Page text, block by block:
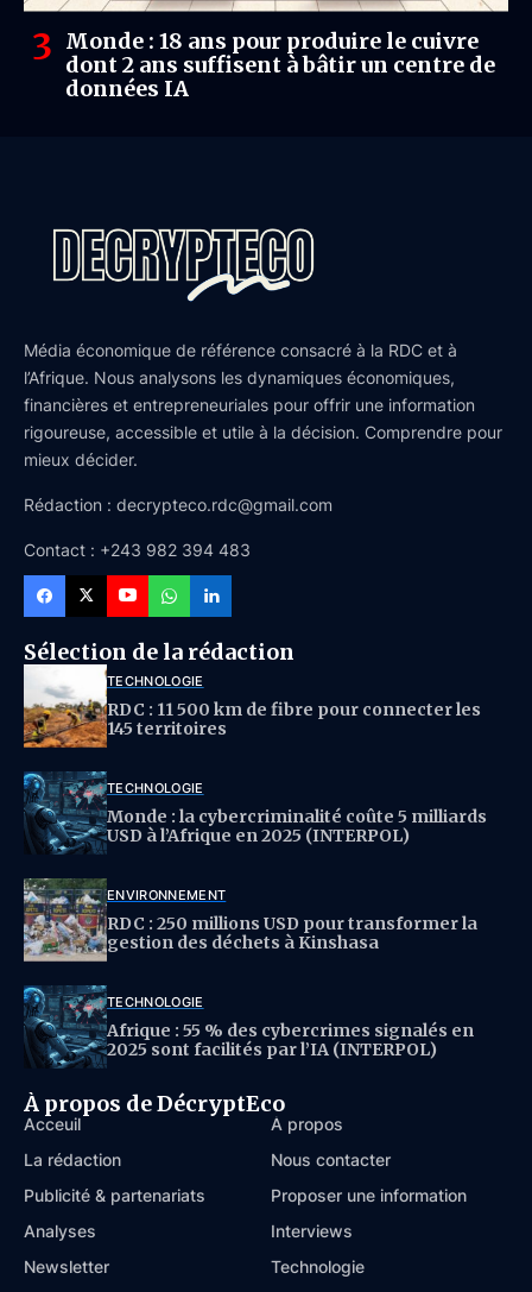
Monde : 18 ans pour produire le cuivre
dont 2 ans suffisent à bâtir un centre de
données IA
Média économique de référence consacré à la RDC et à
l’Afrique. Nous analysons les dynamiques économiques,
financières et entrepreneuriales pour offrir une information
rigoureuse, accessible et utile à la décision. Comprendre pour
mieux décider.
Rédaction : decrypteco.rdc@gmail.com
Contact : +243 982 394 483
Sélection de la rédaction
TECHNOLOGIE
RDC : 11 500 km de fibre pour connecter les
145 territoires
TECHNOLOGIE
Monde : la cybercriminalité coûte 5 milliards
USD à l’Afrique en 2025 (INTERPOL)
ENVIRONNEMENT
RDC : 250 millions USD pour transformer la
gestion des déchets à Kinshasa
TECHNOLOGIE
Afrique : 55 % des cybercrimes signalés en
2025 sont facilités par l’IA (INTERPOL)
À propos de DécryptEco
Acceuil
À propos
La rédaction
Nous contacter
Publicité & partenariats
Proposer une information
Analyses
Interviews
Newsletter
Technologie